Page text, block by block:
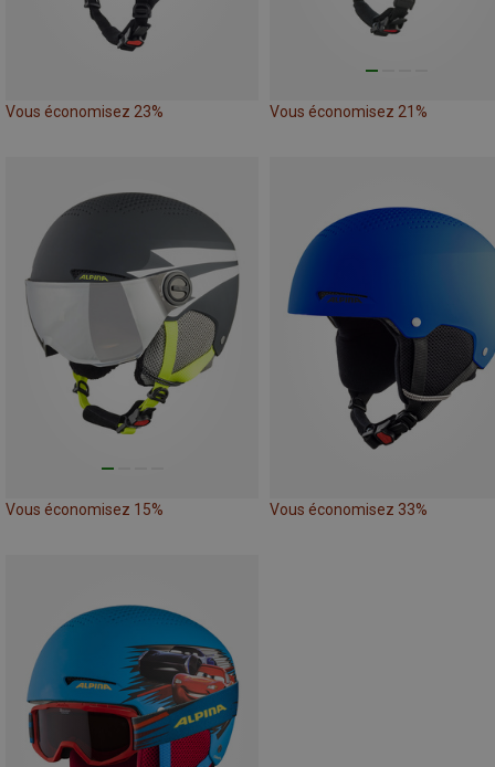
Vous économisez 23% Vous économisez 21%
Vous économisez 15% Vous économisez 33%